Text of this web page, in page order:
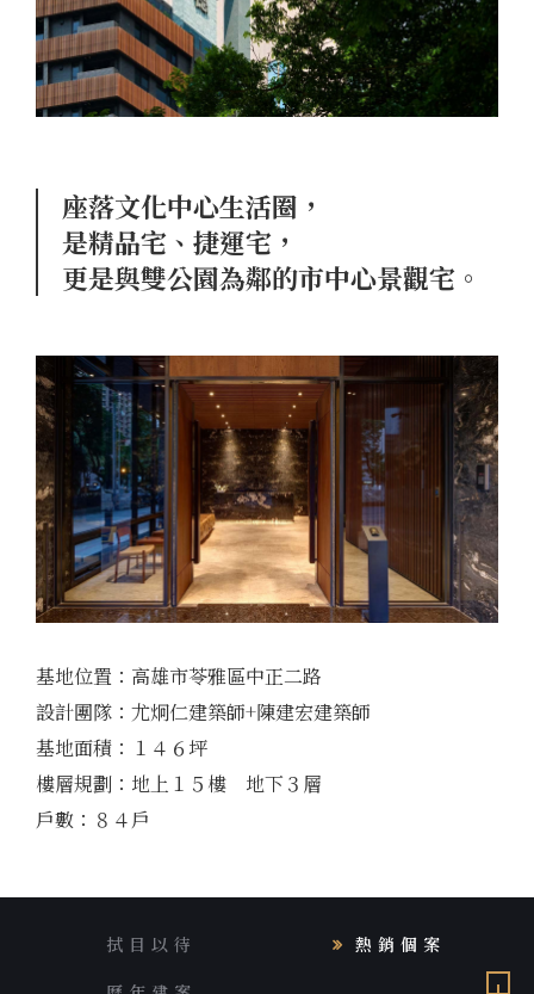
座落文化中心生活圈，
是精品宅、捷運宅，
更是與雙公園為鄰的市中心景觀宅。
基地位置：高雄市苓雅區中正二路
設計團隊：尤炯仁建築師+陳建宏建築師
基地面積：１４６坪
樓層規劃：地上１５樓 地下３層
戶數：８４戶
拭目以待 熱銷個案